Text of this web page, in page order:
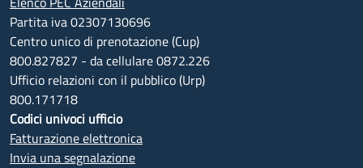
Partita iva 02307130696
Centro unico di prenotazione (Cup)
800.827827 - da cellulare 0872.226
Ufficio relazioni con il pubblico (Urp)
800.171718
Codici univoci ufficio
Fatturazione elettronica
Invia una segnalazione